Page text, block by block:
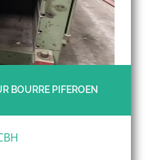
BOURRE PIFEROEN